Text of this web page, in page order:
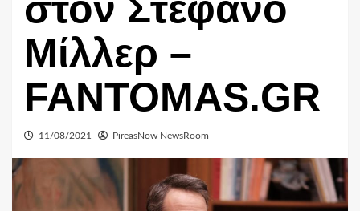
Μίλλερ –
FANTOMAS.GR
11/08/2021 PireasNow NewsRoom